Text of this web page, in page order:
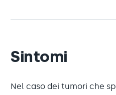
Sintomi
Nel caso dei tumori che